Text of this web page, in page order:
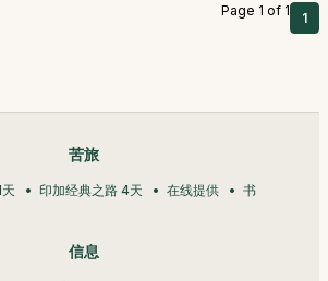
Page 1 of 1 1
苦旅
印加经典之路 4天 在线提供 书
信息